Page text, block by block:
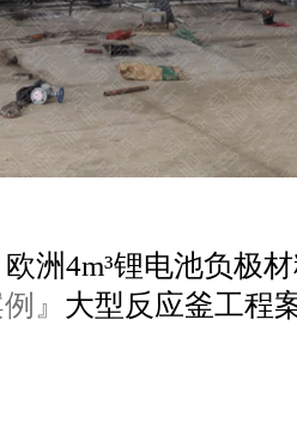
欧洲4m³锂电池负极
』 大型反应釜工程